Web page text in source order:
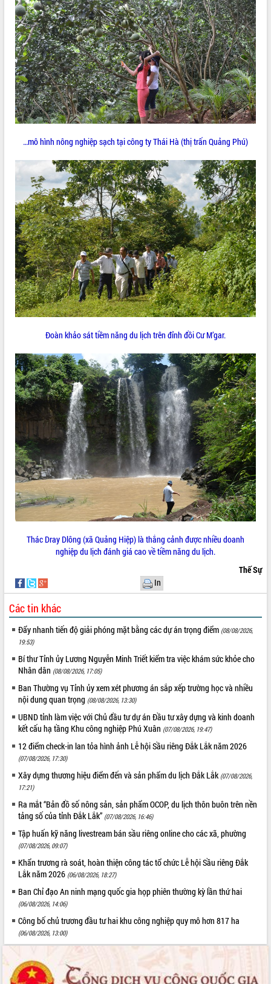
…mô hình nông nghiệp sạch tại công ty Thái Hà (thị trấn Quảng Phú)
Đoàn khảo sát tiềm năng du lịch trên đỉnh đồi Cư M’gar.
Thác Dray Dlông (xã Quảng Hiệp) là thắng cảnh được nhiều doanh
nghiệp du lịch đánh giá cao về tiềm năng du lịch.
Thế Sự
In
Các tin khác
Đẩy nhanh tiến độ giải phóng mặt bằng các dự án trọng điểm (08/08/2026,
19:53)
Bí thư Tỉnh ủy Lương Nguyễn Minh Triết kiểm tra việc khám sức khỏe cho
Nhân dân (08/08/2026, 17:05)
Ban Thường vụ Tỉnh ủy xem xét phương án sắp xếp trường học và nhiều
nội dung quan trọng (08/08/2026, 13:30)
UBND tỉnh làm việc với Chủ đầu tư dự án Đầu tư xây dựng và kinh doanh
kết cấu hạ tầng Khu công nghiệp Phú Xuân (07/08/2026, 19:47)
12 điểm check-in lan tỏa hình ảnh Lễ hội Sầu riêng Đắk Lắk năm 2026
(07/08/2026, 17:30)
Xây dựng thương hiệu điểm đến và sản phẩm du lịch Đắk Lắk (07/08/2026,
17:21)
Ra mắt “Bản đồ số nông sản, sản phẩm OCOP, du lịch thôn buôn trên nền
tảng số của tỉnh Đắk Lắk” (07/08/2026, 16:46)
Tập huấn kỹ năng livestream bán sầu riêng online cho các xã, phường
(07/08/2026, 09:07)
Khẩn trương rà soát, hoàn thiện công tác tổ chức Lễ hội Sầu riêng Đắk
Lắk năm 2026 (06/08/2026, 18:27)
Ban Chỉ đạo An ninh mạng quốc gia họp phiên thường kỳ lần thứ hai
(06/08/2026, 14:06)
Công bố chủ trương đầu tư hai khu công nghiệp quy mô hơn 817 ha
(06/08/2026, 13:00)